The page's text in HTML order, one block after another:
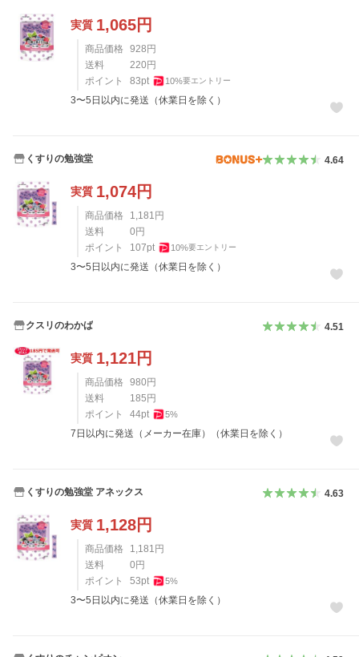
実質 1,065円
商品価格 928円
送料
220円
ポイント
83pt 10%要エントリー
3〜5日以内に発送（休業日を除く）
くすりの勉強堂 4.64
実質 1,074円
商品価格 1,181 円
送料
0円
ポイント
107pt 10%要エントリー
3〜5日以内に発送（休業日を除く）
クスリのわかば 4.51
実質 1,121円
商品価格 980円
送料
185円
ポイント
44pt 5%
7日以内に発送（メーカー在庫）（休業日を除く）
くすりの勉強堂 アネックス 4.63
実質 1,128円
商品価格 1,181 円
送料
0円
ポイント
53pt 5%
3〜5日以内に発送（休業日を除く）